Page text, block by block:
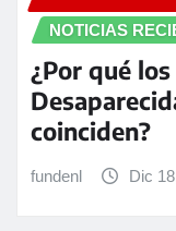
NOTICIAS
¿Por qué
coinciden?
fundenl Dic